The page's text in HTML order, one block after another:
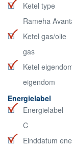
Ketel type
Rameha
Ketel gas/olie
gas
Ketel
eigendom
Energielabel
Energielabel
C
Einddatum